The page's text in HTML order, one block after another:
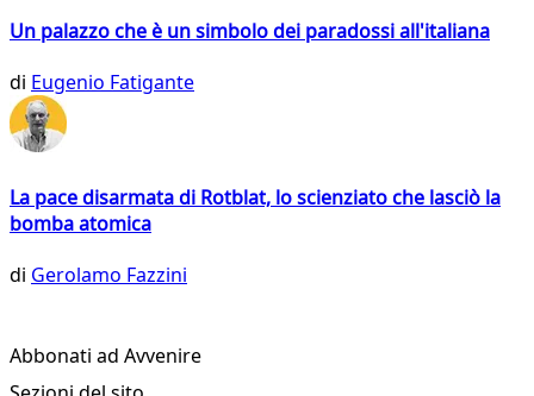
Un palazzo che è un simbolo dei paradossi all'italiana
di Eugenio Fatigante
La pace disarmata di Rotblat, lo scienziato che lasciò la
bomba atomica
di Gerolamo Fazzini
Abbonati ad Avvenire